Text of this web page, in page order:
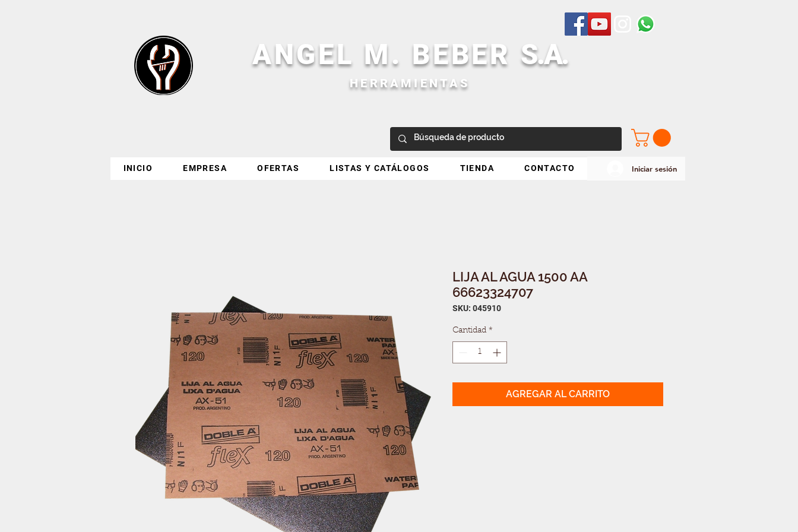
ANGEL M. BEBER S.A.
HERRAMIENTAS
INICIO EMPRESA OFERTAS LISTAS Y CATÁLOGOS TIENDA CONTACTO Iniciar sesión
LIJA AL AGUA 1500 AA
66623324707
SKU: 045910
Cantidad *
AGREGAR AL CARRITO